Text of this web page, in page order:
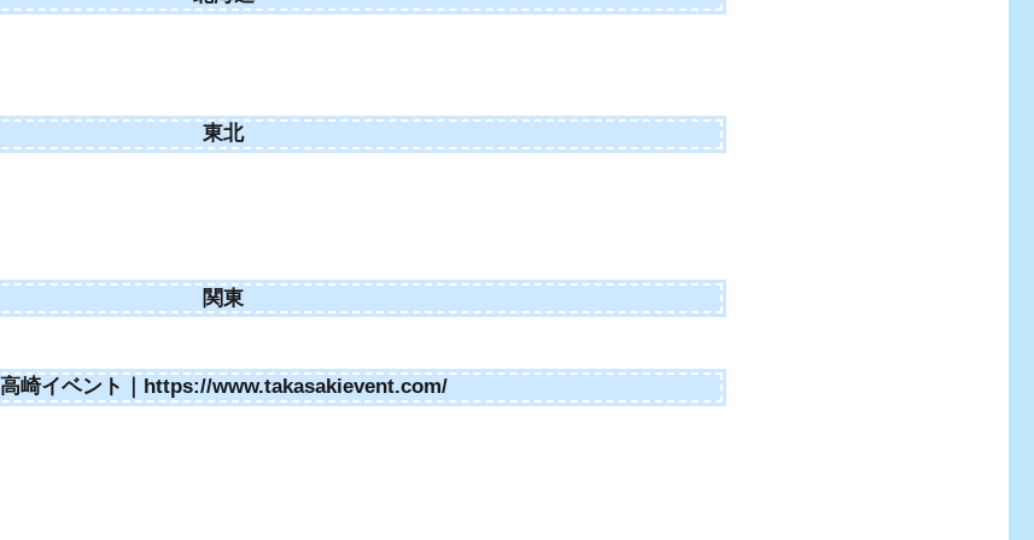
東北
関東
高崎イベント｜https://www.takasakievent.com/